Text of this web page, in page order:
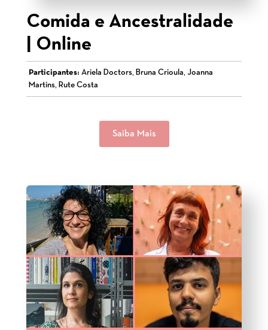
Comida e Ancestralidade
| Online
Participantes: Ariela Doctors, Bruna Crioula, Joanna
Martins, Rute Costa
Saiba Mais